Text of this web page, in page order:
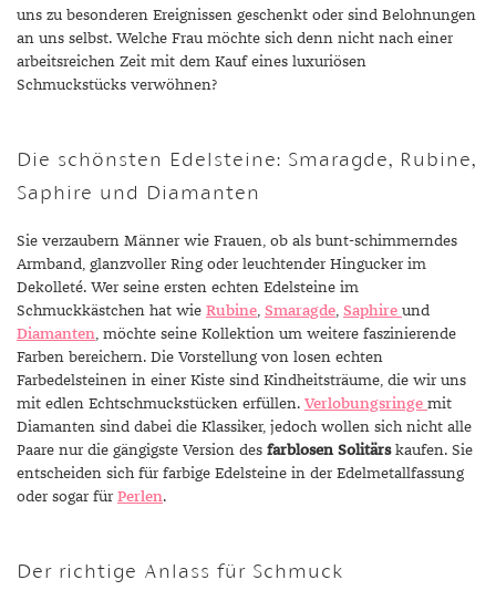
uns zu besonderen Ereignissen geschenkt oder sind Belohnungen
an uns selbst. Welche Frau möchte sich denn nicht nach einer
arbeitsreichen Zeit mit dem Kauf eines luxuriösen
Schmuckstücks verwöhnen?
Die schönsten Edelsteine: Smaragde, Rubine,
Saphire und Diamanten
Sie verzaubern Männer wie Frauen, ob als bunt-schimmerndes
Armband, glanzvoller Ring oder leuchtender Hingucker im
Dekolleté. Wer seine ersten echten Edelsteine im
Schmuckkästchen hat wie Rubine, Smaragde, Saphire und
Diamanten, möchte seine Kollektion um weitere faszinierende
Farben bereichern. Die Vorstellung von losen echten
Farbedelsteinen in einer Kiste sind Kindheitsträume, die wir uns
mit edlen Echtschmuckstücken erfüllen. Verlobungsringe mit
Diamanten sind dabei die Klassiker, jedoch wollen sich nicht alle
Paare nur die gängigste Version des farblosen Solitärskaufen. Sie
entscheiden sich für farbige Edelsteine in der Edelmetallfassung
oder sogar für Perlen.
Der richtige Anlass für Schmuck